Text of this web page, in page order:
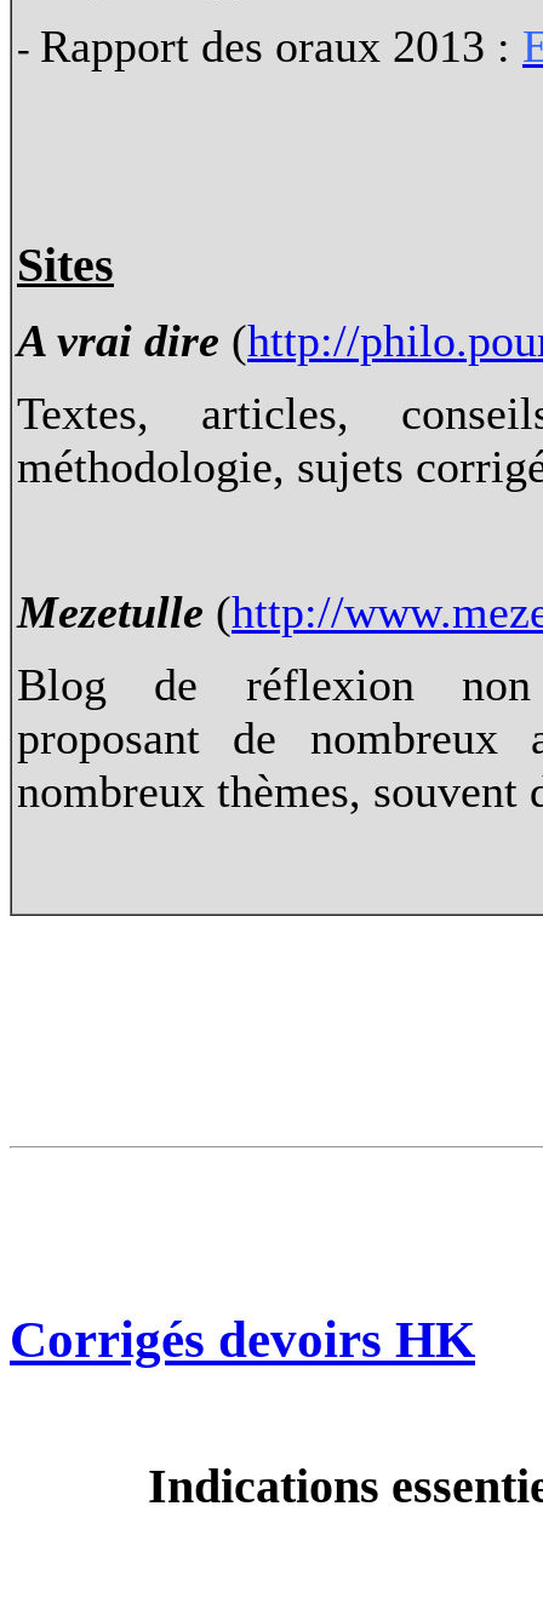
- Rapport des oraux 2013 :
Sites
A vrai dire (http://
Textes, articles,
méthodologie, sujets
Mezetulle (http://
Blog de réflexion non
proposant de
nombreux thèmes, souvent
Corrigés devoirs HK
Indications